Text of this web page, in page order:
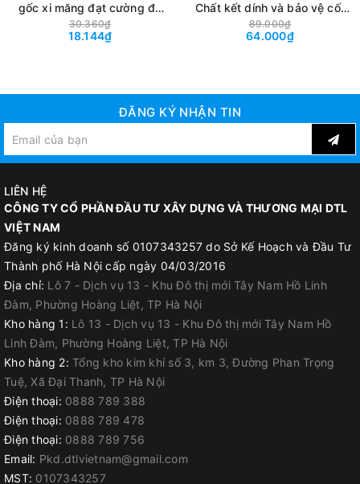
gốc xi măng đạt cường độ
sớm, không co ngót, cường
độ chịu nén cao 60MPa
30.360₫
18.144₫
Chất kết dính và bảo vệ cốt
thép
89.000₫
64.000₫
ĐĂNG KÝ NHẬN TIN
LIÊN HỆ
CÔNG TY CỔ PHẦN ĐẦU TƯ XÂY DỰNG VÀ THƯƠNG MẠI DTL
VIỆT NAM
Đăng ký kinh doanh số 0107343257 do Sở Kế Hoạch và Đầu Tư
Thành phố Hà Nội cấp ngày 04/03/2016
Địa chỉ: Lô 7 - Dịch vụ 13 - Khu Đô thị mới Tây Nam Hồ Linh
Đàm, Phường Hoàng Liệt, TP Hà Nội
Kho hàng 1: Lô 13 - Dịch vụ 13 - Khu Đô thị mới Tây Nam Hồ
Linh Đàm, Phường Hoàng Liệt, TP Hà Nội
Kho hàng 2: Tổng kho kim khí số 3, km 3, Đường Phan Trọng
Tuệ, Xã Đại Thanh, TP Hà Nội
Điện thoại: 0888 789 388
Điện thoại: 0888 789 478
Điện thoại: 0888 789 756
Email: Pkd.dtlvietnam@gmail.com
MST: 0107343257